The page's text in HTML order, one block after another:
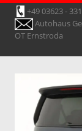
+49 03623 -
Autohaus
OT Ernstroda